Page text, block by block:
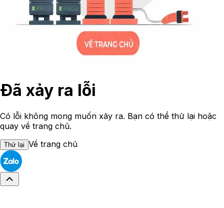
Đã xảy ra lỗi
Có lỗi không mong muốn xảy ra. Bạn có thể thử lại hoặc
quay về trang chủ.
Thử lại Về trang chủ